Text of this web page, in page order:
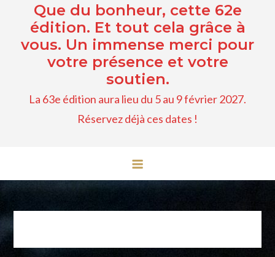
Que du bonheur, cette 62e
édition. Et tout cela grâce à
vous. Un immense merci pour
votre présence et votre
soutien.
La 63e édition aura lieu du 5 au 9 février 2027.
Réservez déjà ces dates !